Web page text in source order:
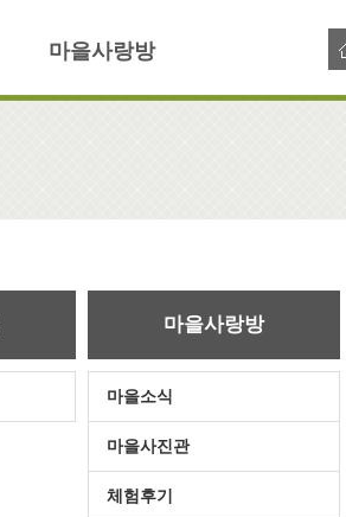
마을사랑방
마을사랑방
마을소식
마을사진관
체험후기